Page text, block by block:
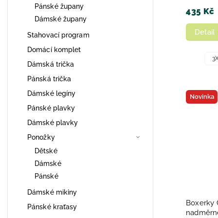
Pánské župany
Dámské župany
Stahovací program
Domácí komplet
Dámská trička
Pánská trička
Dámské legíny
Pánské plavky
Dámské plavky
Ponožky
Dětské
Dámské
Pánské
Dámské mikiny
Pánské kraťasy
435 Kč
Detail
Novinka
Boxerky